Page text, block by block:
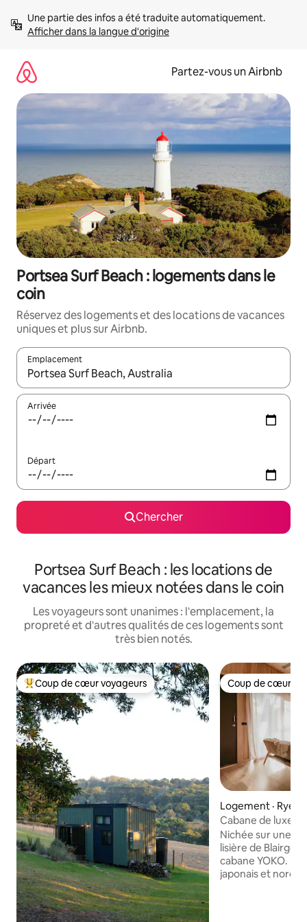
directement
Afficher dans la langue d'origine
Partez-vous un Airbnb
Portsea Surf Beach : logements dans le
coin
Réservez des logements et des locations de vacances
uniques et plus sur Airbnb.
Emplacement
Quand les résultats sont affichés, parcourez-les en utilisant
Arrivée
Départ
Chercher
Portsea Surf Beach : les locations de
vacances les mieux notées dans le coin
Les voyageurs sont unanimes : l'emplacement, la
propreté et d'autres qualités de ces logements sont
très bien notés.
Coup de cœur voyageurs parmi les plus aimés
Coup de cœur voyageurs Coup de cœur
Coup de cœur
Logement · Rye
Cabane de luxe
Nichée sur une
lisière de
cabane YOKO. Influencée par le design
japonais et